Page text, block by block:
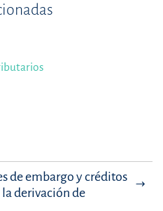
de embargo y créditos
derivación de